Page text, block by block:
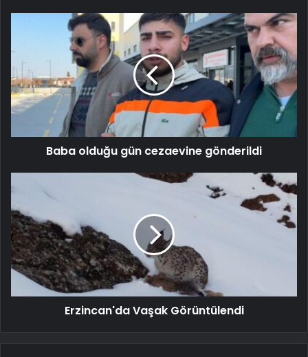
Baba olduğu gün cezaevine gönderildi
Erzincan'da Vaşak Görüntülendi